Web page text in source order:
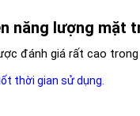
năng lượng mặt
đánh giá rất cao trong
thời gian sử dụng.